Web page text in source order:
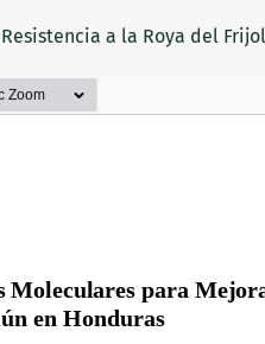
a la Roya del